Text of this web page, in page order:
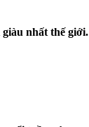
nhất thế giới.